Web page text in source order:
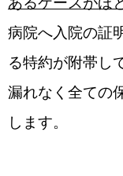
病院へ入院の証
る特約が附帯し
漏れなく全ての
します。